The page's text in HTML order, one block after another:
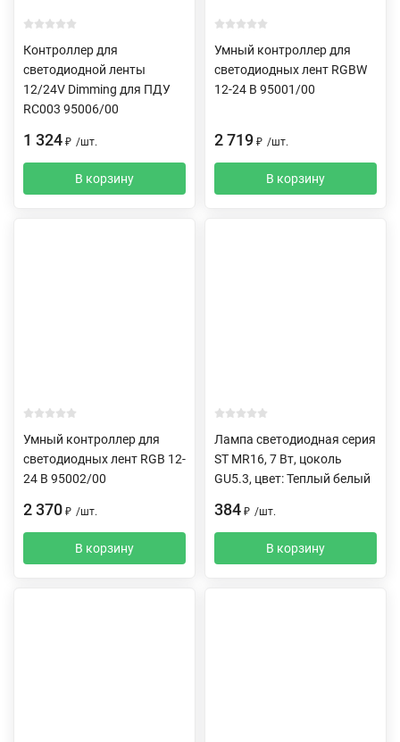
Контроллер для
светодиодной ленты
12/24V Dimming для ПДУ
RC003 95006/00
1 324 ₽ /шт.
В корзину
Умный контроллер для
светодиодных лент RGBW
12-24 В 95001/00
2 719 ₽ /шт.
В корзину
Умный контроллер для
светодиодных лент RGB 12-
24 В 95002/00
2 370 ₽ /шт.
В корзину
Лампа светодиодная серия
ST MR16, 7 Вт, цоколь
GU5.3, цвет: Теплый белый
384 ₽ /шт.
В корзину